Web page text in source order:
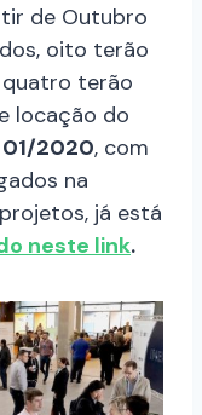
de Outubro
oito terão
quatro terão
locação do
2020, com
na
já está
neste link.